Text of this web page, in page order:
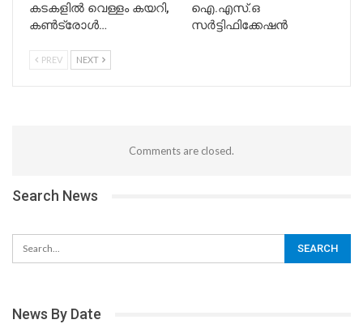
കടകളിൽ വെള്ളം കയറി,
കൺട്രോൾ…
ഐ.എസ്.ഒ
സർട്ടിഫിക്കേഷൻ
PREV NEXT
Comments are closed.
Search News
News By Date